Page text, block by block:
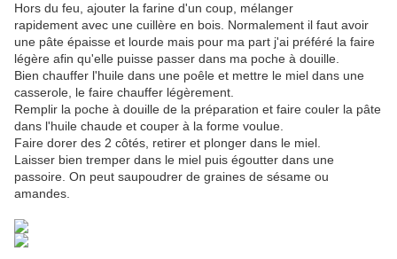
Hors du feu, ajouter la farine d'un coup, mélanger
rapidement avec une cuillère en bois. Normalement il faut avoir
une pâte épaisse et lourde mais pour ma part j'ai préféré la faire
légère afin qu'elle puisse passer dans ma poche à douille.
Bien chauffer l'huile dans une poêle et mettre le miel dans une
casserole, le faire chauffer légèrement.
Remplir la poche à douille de la préparation et faire couler la pâte
dans l'huile chaude et couper à la forme voulue.
Faire dorer des 2 côtés, retirer et plonger dans le miel.
Laisser bien tremper dans le miel puis égoutter dans une
passoire. On peut saupoudrer de graines de sésame ou
amandes.